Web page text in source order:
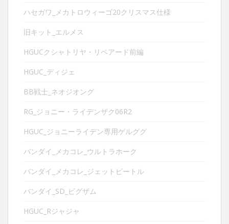
ハセガワ_メカトロウィーゴ20クリスマス仕様
旧キット_エルメス
HGUCクシャトリヤ・リペアード前編
HGUC_ディジェ
BB戦士_ネオジオング
RG_ジョニー・ライデンザク06R2
HGUC_ジョニーライデン専用ゲルググ
バンダイ_メカコレ_ウルトラホーク
バンダイ_メカコレ_ジェットビートル
バンダイ_SD_ビグザム
HGUC_Rジャジャ